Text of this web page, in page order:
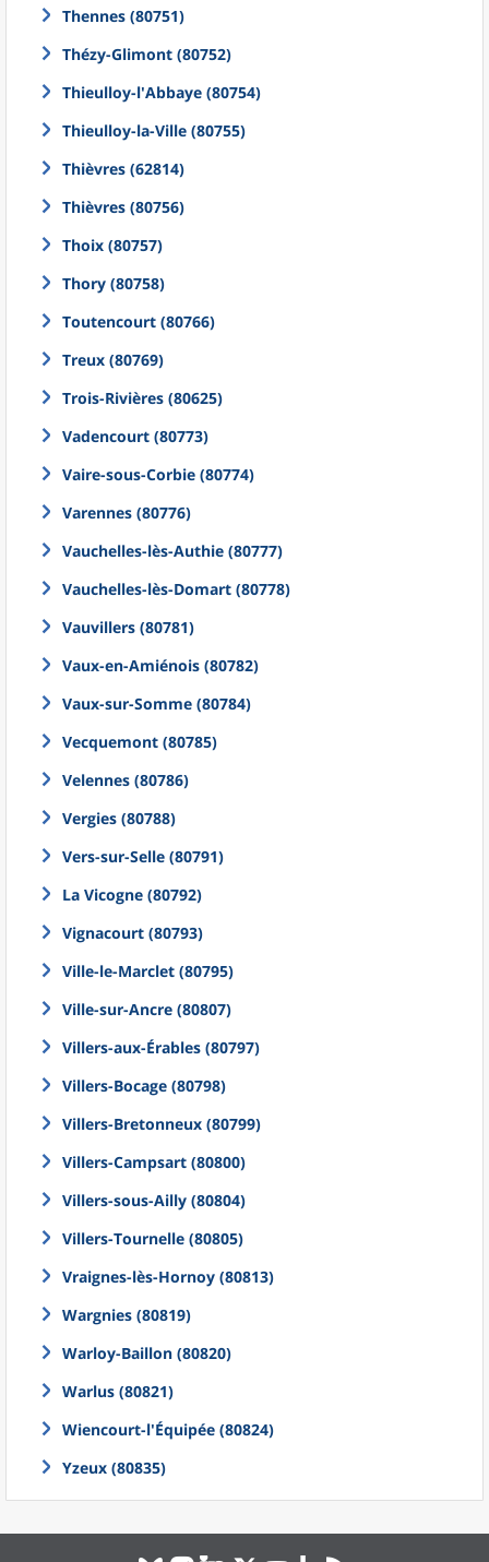
Thennes (80751)
Thézy-Glimont (80752)
Thieulloy-l'Abbaye (80754)
Thieulloy-la-Ville (80755)
Thièvres (62814)
Thièvres (80756)
Thoix (80757)
Thory (80758)
Toutencourt (80766)
Treux (80769)
Trois-Rivières (80625)
Vadencourt (80773)
Vaire-sous-Corbie (80774)
Varennes (80776)
Vauchelles-lès-Authie (80777)
Vauchelles-lès-Domart (80778)
Vauvillers (80781)
Vaux-en-Amiénois (80782)
Vaux-sur-Somme (80784)
Vecquemont (80785)
Velennes (80786)
Vergies (80788)
Vers-sur-Selle (80791)
La Vicogne (80792)
Vignacourt (80793)
Ville-le-Marclet (80795)
Ville-sur-Ancre (80807)
Villers-aux-Érables (80797)
Villers-Bocage (80798)
Villers-Bretonneux (80799)
Villers-Campsart (80800)
Villers-sous-Ailly (80804)
Villers-Tournelle (80805)
Vraignes-lès-Hornoy (80813)
Wargnies (80819)
Warloy-Baillon (80820)
Warlus (80821)
Wiencourt-l'Équipée (80824)
Yzeux (80835)